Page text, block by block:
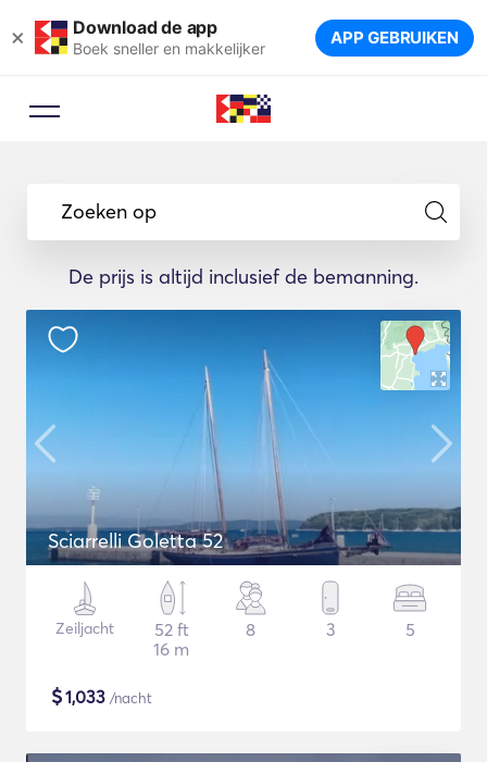
× Download de app
Boek sneller en makkelijker APP GEBRUIKEN
Zoeken op
De prijs is altijd inclusief de bemanning.
Sciarrelli Goletta 52
Zeiljacht
52 ft
16 m
8 3 5
$1,033 /nacht